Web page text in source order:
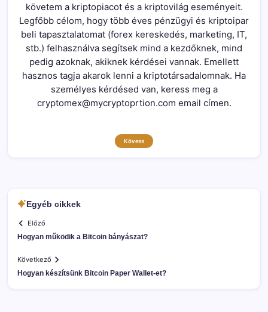
követem a kriptopiacot és a kriptovilág eseményeit.
Legfőbb célom, hogy több éves pénzügyi és kriptoipar
beli tapasztalatomat (forex kereskedés, marketing, IT,
stb.) felhasználva segítsek mind a kezdőknek, mind
pedig azoknak, akiknek kérdései vannak. Emellett
hasznos tagja akarok lenni a kriptotársadalomnak. Ha
személyes kérdésed van, keress meg a
cryptomex@mycryptoprtion.com email címen.
Kövess
Egyéb cikkek
Előző
Hogyan működik a Bitcoin bányászat?
Következő
Hogyan készítsünk Bitcoin Paper Wallet-et?